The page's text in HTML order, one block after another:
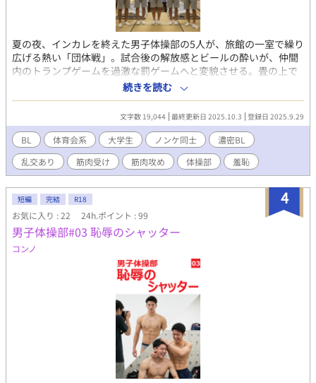
夏の夜、インカレを終えた男子体操部の5人が、旅館の一室で繰り
広げる熱い「団体戦」。試合後の解放感とビールの酔いが、仲間
内のトランプゲームを過激な罰ゲームへと変貌させる。畳の上で
汗とアルコールの匂いが混じり、蛍光灯の薄暗い光の下、男たち
の欲望が暴走する。 4年生2人、3年生1人、2年生2人の5人の筋肉
質な体操部員たちが、ポーカーで勝負。最初は腕立てや一発芸と
いった軽い罰ゲームだったが、ビールの空き缶が増えるにつれ、
賭けは「10秒キス」「乳首舐め」とエスカレート。仲間たちの野
次とスマホでの撮影が、羞恥と興奮を煽る。ついには「最下位が
トップに犯される」という罰ゲームが登場。筋肉質な体が汗で光
り、喘ぎ声と肉のぶつかる音が部屋を満たす。行為は正常位、バ
ック、騎乗位と続き、視線とカメラに晒されながら、ノンケの彼
らが快楽に溺れていく。行為の合間に交わされる軽口や、仲間同
士の信頼感が、過激な場面に奇妙な親密さを添える。汗ばんだ
肌、筋肉の収縮、脈打つ陰茎の描写が、読者を物語の熱気の中に
引き込む。男同士の絆と欲望が交錯する中、羞恥に顔を赤らめな
がらも快感に抗えない5人のオスの姿。青春の熱気と背徳感が交錯
する一夜を、仲間たちの汗と喘ぎ声とともに描きあげる。この狂
気の一夜に、どこまで浸れるか？ （過激な描写を含むため、18歳
続きを読む
文字数 19,044 最終更新日 2025.10.3 登録日 2025.9.29
BL 体育会系 大学生 ノンケ同士
濃密BL
乱交あり
筋肉受け 筋肉攻め 体操部 羞恥
4
短編 完結 R18
お気に入り : 22 24h.ポイント : 99
男子体操部#03 恥辱のシャッター
コンノ